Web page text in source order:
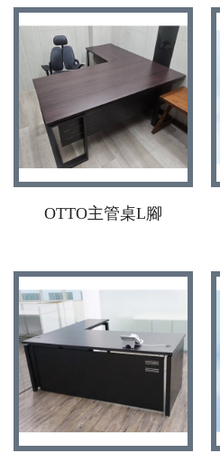
OTTO主管桌L腳